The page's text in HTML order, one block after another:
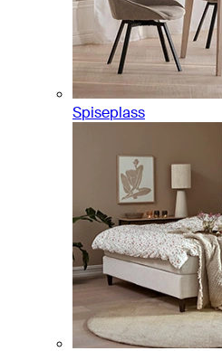
Spiseplass